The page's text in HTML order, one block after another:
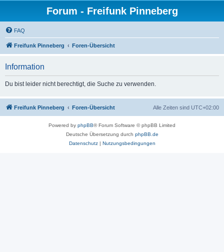
Forum - Freifunk Pinneberg
FAQ
Freifunk Pinneberg Foren-Übersicht
Information
Du bist leider nicht berechtigt, die Suche zu verwenden.
Freifunk Pinneberg Foren-Übersicht Alle Zeiten sind UTC+02:00
Powered by phpBB® Forum Software © phpBB Limited
Deutsche Übersetzung durch phpBB.de
Datenschutz| Nutzungsbedingungen